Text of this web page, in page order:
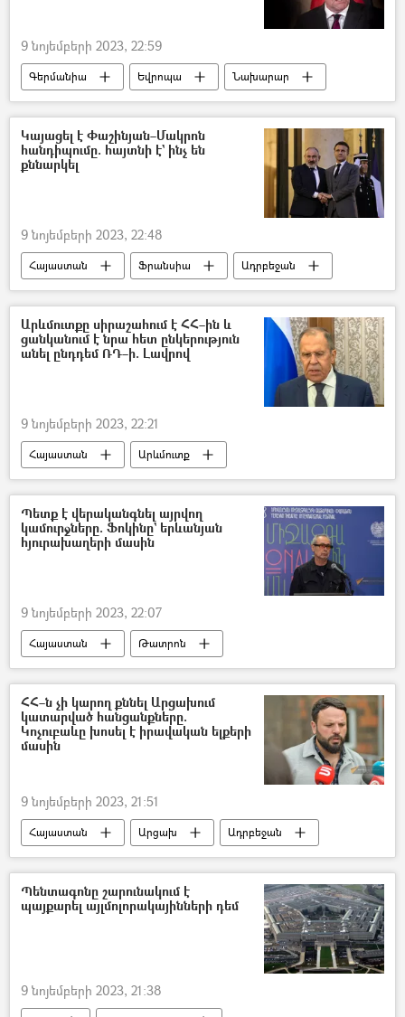
9 նոյեմբերի 2023, 22:59
Գերմանիա Եվրոպա Նախարար
Կայացել է Փաշինյան–Մակրոն
հանդիպումը. հայտնի է` ինչ են
քննարկել
9 նոյեմբերի 2023, 22:48
Հայաստան Ֆրանսիա
Ադրբեջան
Նիկոլ Փաշինյան
Էմանուել Մակրոն
Արևմուտքը սիրաշահում է ՀՀ–ին և
ցանկանում է նրա հետ ընկերություն
անել ընդդեմ ՌԴ–ի. Լավրով
9 նոյեմբերի 2023, 22:21
Հայաստան
Արևմուտք
Սերգեյ Լավրով
Պետք է վերականգնել այրվող
կամուրջները. Ֆոկինը` երևանյան
հյուրախաղերի մասին
9 նոյեմբերի 2023, 22:07
Հայաստան
Թատրոն
Ռուսաստան
Սանկտ Պետերբուրգ
մշակույթ
ՀՀ–ն չի կարող քննել Արցախում
կատարված հանցանքները.
Կոչուբաևը խոսել է իրավական ելքերի
մասին
9 նոյեմբերի 2023, 21:51
Հայաստան Արցախ
Ադրբեջան
Ալեքսանդր Կոչուբաև
Քրեական գործ
Պենտագոնը շարունակում է
պայքարել այլմոլորակայինների դեմ
9 նոյեմբերի 2023, 21:38